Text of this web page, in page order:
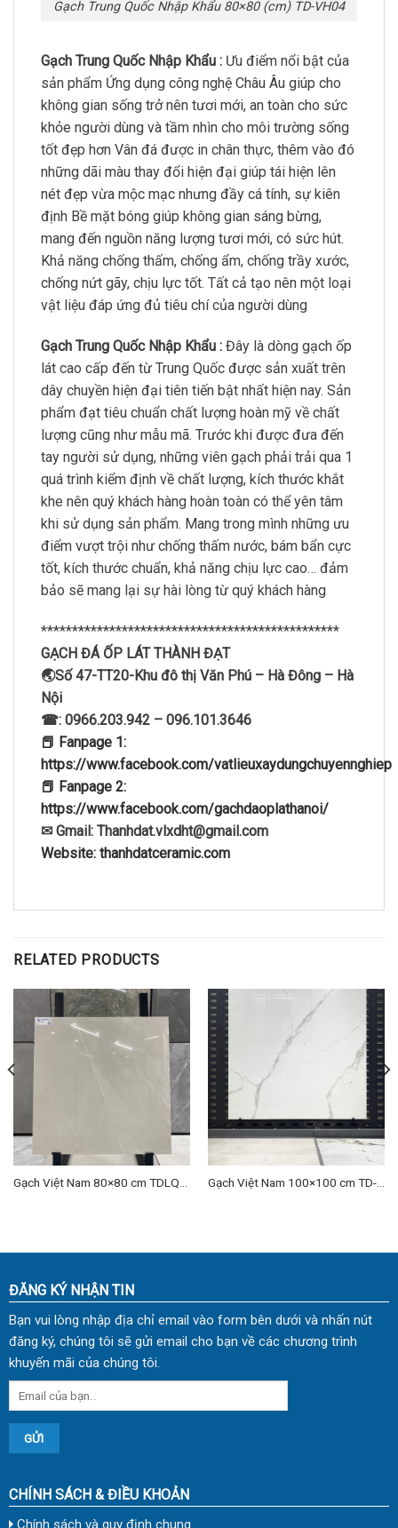
Gạch Trung Quốc Nhập Khẩu 80×80 (cm) TD-VH04
Gạch Trung Quốc Nhập Khẩu : Ưu điểm nổi bật của
sản phẩm Ứng dụng công nghệ Châu Âu giúp cho
không gian sống trở nên tươi mới, an toàn cho sức
khỏe người dùng và tầm nhìn cho môi trường sống
tốt đẹp hơn Vân đá được in chân thực, thêm vào đó
những dãi màu thay đổi hiện đại giúp tái hiện lên
nét đẹp vừa mộc mạc nhưng đầy cá tính, sự kiên
định Bề mặt bóng giúp không gian sáng bừng,
mang đến nguồn năng lượng tươi mới, có sức hút.
Khả năng chống thấm, chống ẩm, chống trầy xước,
chống nứt gãy, chịu lực tốt. Tất cả tạo nên một loại
vật liệu đáp ứng đủ tiêu chí của người dùng
Gạch Trung Quốc Nhập Khẩu : Đây là dòng gạch ốp
lát cao cấp đến từ Trung Quốc được sản xuất trên
dây chuyền hiện đại tiên tiến bật nhất hiện nay. Sản
phẩm đạt tiêu chuẩn chất lượng hoàn mỹ về chất
lượng cũng như mẫu mã. Trước khi được đưa đến
tay người sử dụng, những viên gạch phải trải qua 1
quá trình kiểm định về chất lượng, kích thước khắt
khe nên quý khách hàng hoàn toàn có thể yên tâm
khi sử dụng sản phẩm. Mang trong mình những ưu
điểm vượt trội như chống thấm nước, bám bẩn cực
tốt, kích thước chuẩn, khả năng chịu lực cao… đảm
bảo sẽ mang lại sự hài lòng từ quý khách hàng
************************************************
GẠCH ĐÁ ỐP LÁT THÀNH ĐẠT
🌏Số 47-TT20-Khu đô thị Văn Phú – Hà Đông – Hà
Nội
☎: 0966.203.942 – 096.101.3646
📕 Fanpage 1:
https://www.facebook.com/vatlieuxaydungchuyennghiep
📕 Fanpage 2:
https://www.facebook.com/gachdaoplathanoi/
✉ Gmail: Thanhdat.vlxdht@gmail.com
Website: thanhdatceramic.com
RELATED PRODUCTS
Gạch Việt Nam 80×80 cm TDLQ-
Gạch Việt Nam 100×100 cm TD-
ĐĂNG KÝ NHẬN TIN
Bạn vui lòng nhập địa chỉ email vào form bên dưới và nhấn nút
đăng ký, chúng tôi sẽ gửi email cho bạn về các chương trình
khuyến mãi của chúng tôi.
CHÍNH SÁCH & ĐIỀU KHOẢN
Chính sách và quy định chung